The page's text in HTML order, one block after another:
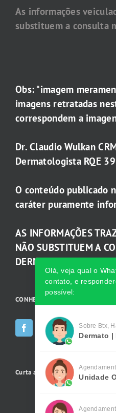
As informações
substituem a consulta
Obs: *imagem
imagens retratadas
correspondem a
Dr. Claudio Wulkan
Dermatologista RQE
O conteúdo publicado
caráter puramente
AS INFORMAÇÕES
NÃO SUBSTITUEM A
DERMATOLOGISTA.
CONHEÇA AS INCRÍVEIS Redes
Curta a gente no Facebook
Olá, veja qual o
contato, e
possível:
Sobre Btx,
Dermato
Unidade